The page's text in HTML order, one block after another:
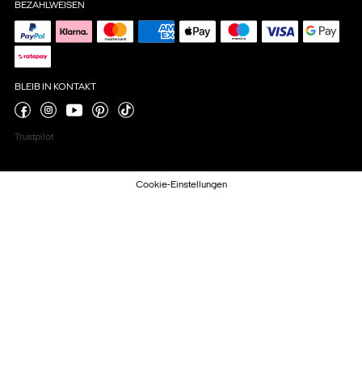
BEZAHLWEISEN
BLEIB IN KONTAKT
Trustpilot
Cookie-Einstellungen